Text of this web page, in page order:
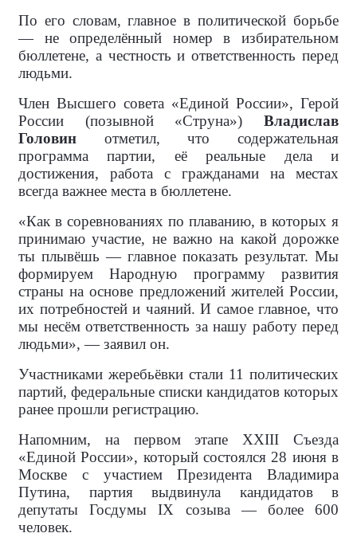
По его словам, главное в политической борьбе
— не определённый номер в избирательном
бюллетене, а честность и ответственность перед
людьми.
Член Высшего совета «Единой России», Герой
России (позывной «Струна») Владислав
Головин отметил, что содержательная
программа партии, её реальные дела и
достижения, работа с гражданами на местах
всегда важнее места в бюллетене.
«Как в соревнованиях по плаванию, в которых я
принимаю участие, не важно на какой дорожке
ты плывёшь — главное показать результат. Мы
формируем Народную программу развития
страны на основе предложений жителей России,
их потребностей и чаяний. И самое главное, что
мы несём ответственность за нашу работу перед
людьми», — заявил он.
Участниками жеребьёвки стали 11 политических
партий, федеральные списки кандидатов которых
ранее прошли регистрацию.
Напомним, на первом этапе XXIII Съезда
«Единой России», который состоялся 28 июня в
Москве с участием Президента Владимира
Путина, партия выдвинула кандидатов в
депутаты Госдумы IX созыва — более 600
человек.